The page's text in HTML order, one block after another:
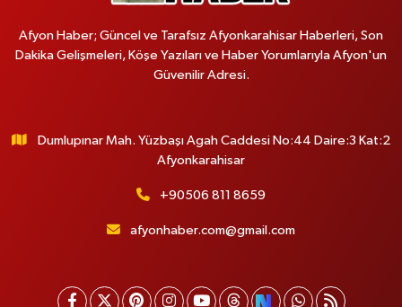
Afyon Haber; Güncel ve Tarafsız Afyonkarahisar Haberleri, Son
Dakika Gelişmeleri, Köşe Yazıları ve Haber Yorumlarıyla Afyon'un
Güvenilir Adresi.
Dumlupınar Mah. Yüzbaşı Agah Caddesi No:44 Daire:3 Kat:2
Afyonkarahisar
+90506 811 8659
afyonhaber.com@gmail.com